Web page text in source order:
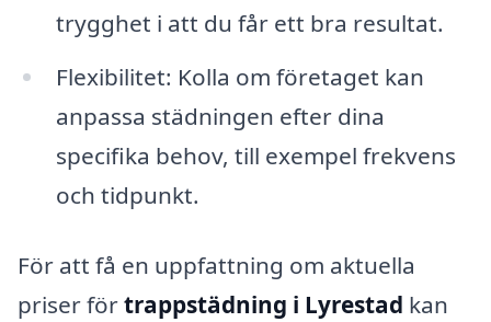
trygghet i att du får ett bra resultat.
Flexibilitet: Kolla om företaget kan
anpassa städningen efter dina
specifika behov, till exempel frekvens
och tidpunkt.
För att få en uppfattning om aktuella
priser förtrappstädning i Lyrestad kan